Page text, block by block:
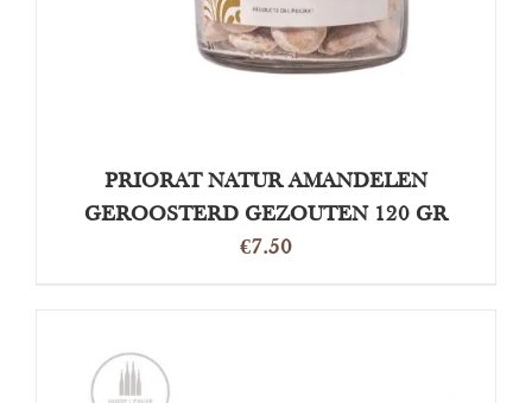
PRIORAT NATUR AMANDELEN
GEROOSTERD GEZOUTEN 120 GR
€7.50